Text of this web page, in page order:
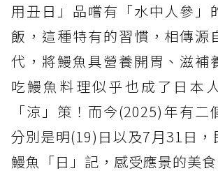
用丑日」品嚐有「水中人參」
飯，這種特有的習慣，相傳源
代，將鰻魚具營養開胃、滋補
吃鰻魚料理似乎也成了日本
「涼」策！而今(2025)年有二
分別是明(19)日以及7月31日，
鰻魚「日」記，感受應景的美食